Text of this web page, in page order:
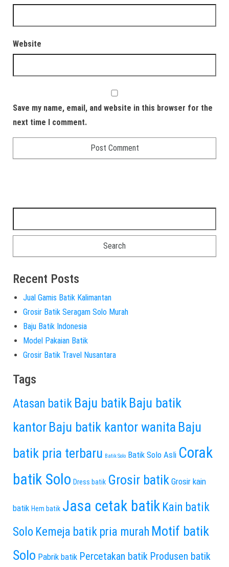
Website
Save my name, email, and website in this browser for the
next time I comment.
Recent Posts
Jual Gamis Batik Kalimantan
Grosir Batik Seragam Solo Murah
Baju Batik Indonesia
Model Pakaian Batik
Grosir Batik Travel Nusantara
Tags
Atasan batik Baju batik Baju batik
kantor Baju batik kantor wanita Baju
batik pria terbaru Batik Solo Batik Solo Asli Corak
batik Solo Dress batik Grosir batik Grosir kain
batik Hem batik Jasa cetak batik Kain batik
Solo Kemeja batik pria murah Motif batik
Solo Pabrik batik Percetakan batik Produsen batik